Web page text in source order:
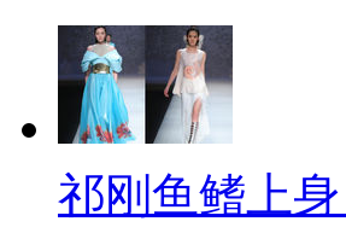
祁刚鱼鳍上